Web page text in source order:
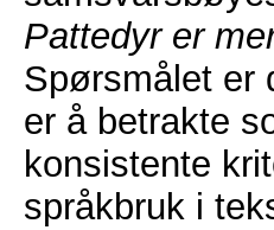
Pattedyr er
Spørsmålet er
er å betrakte
konsistente
språkbruk i